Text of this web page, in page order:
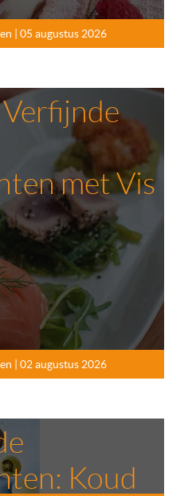
| 05 augustus 2026
| 02 augustus 2026
met Vis
Koud